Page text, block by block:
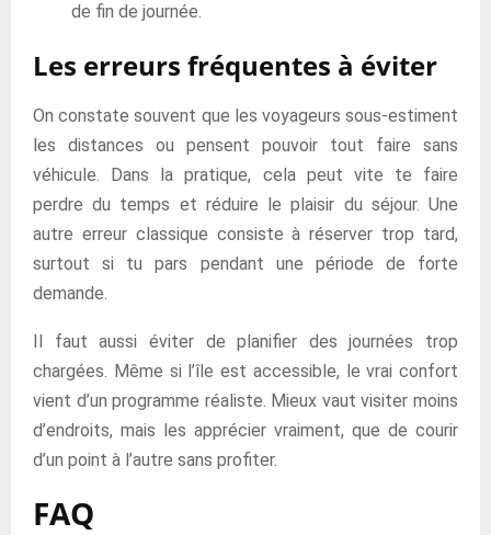
de fin de journée.
Les erreurs fréquentes à éviter
On constate souvent que les voyageurs sous-estiment
les distances ou pensent pouvoir tout faire sans
véhicule. Dans la pratique, cela peut vite te faire
perdre du temps et réduire le plaisir du séjour. Une
autre erreur classique consiste à réserver trop tard,
surtout si tu pars pendant une période de forte
demande.
Il faut aussi éviter de planifier des journées trop
chargées. Même si l’île est accessible, le vrai confort
vient d’un programme réaliste. Mieux vaut visiter moins
d’endroits, mais les apprécier vraiment, que de courir
d’un point à l’autre sans profiter.
FAQ